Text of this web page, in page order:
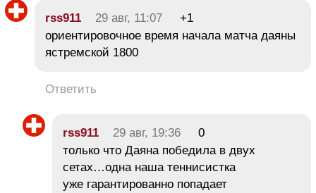
rss911 29 авг, 11:07
+1
ориентировочное время начала матча даяны
ястремской 1800
Ответить
rss911 29 авг, 19:36
0
только что Даяна победила в двух
сетах…одна наша теннисистка
уже гарантированно попадает